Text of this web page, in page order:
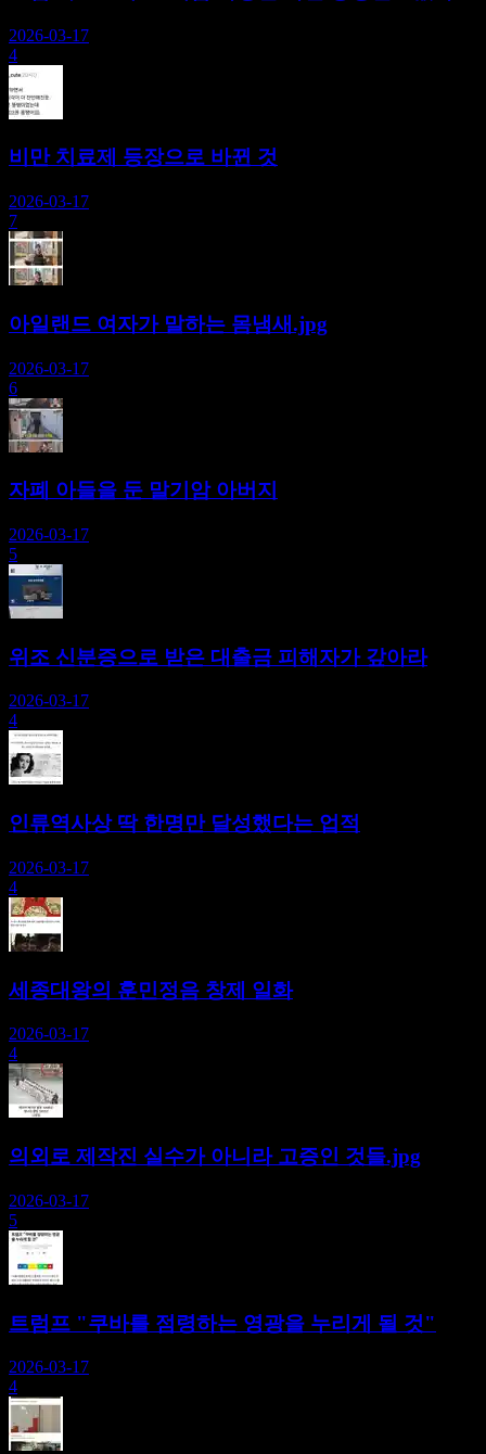
2026-03-17
4
비만 치료제 등장으로 바뀐 것
2026-03-17
7
아일랜드 여자가 말하는 몸냄새.jpg
2026-03-17
6
자폐 아들을 둔 말기암 아버지
2026-03-17
5
위조 신분증으로 받은 대출금 피해자가 갚아라
2026-03-17
4
인류역사상 딱 한명만 달성했다는 업적
2026-03-17
4
세종대왕의 훈민정음 창제 일화
2026-03-17
4
의외로 제작진 실수가 아니라 고증인 것들.jpg
2026-03-17
5
트럼프 "쿠바를 점령하는 영광을 누리게 될 것"
2026-03-17
4